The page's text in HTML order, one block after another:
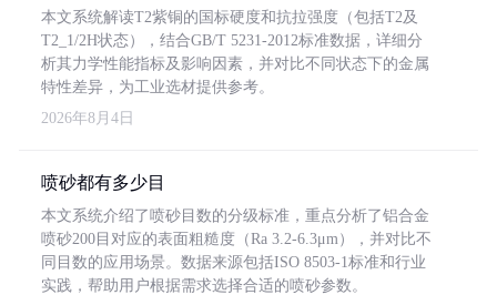
本文系统解读T2紫铜的国标硬度和抗拉强度（包括T2及
T2_1/2H状态），结合GB/T 5231-2012标准数据，详细分
析其力学性能指标及影响因素，并对比不同状态下的金属
特性差异，为工业选材提供参考。
2026年8月4日
喷砂都有多少目
本文系统介绍了喷砂目数的分级标准，重点分析了铝合金
喷砂200目对应的表面粗糙度（Ra 3.2-6.3μm），并对比不
同目数的应用场景。数据来源包括ISO 8503-1标准和行业
实践，帮助用户根据需求选择合适的喷砂参数。